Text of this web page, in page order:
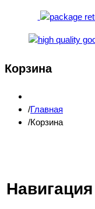
Корзина
Главная
Корзина
Навигация